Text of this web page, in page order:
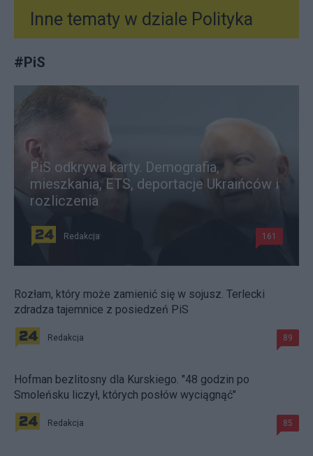
Inne tematy w dziale Polityka
#PiS
PiS odkrywa karty. Demografia,
mieszkania, ETS, deportacje Ukraińców i
rozliczenia
Redakcja 161
Rozłam, który może zamienić się w sojusz. Terlecki
zdradza tajemnice z posiedzeń PiS
Redakcja 89
Hofman bezlitosny dla Kurskiego. "48 godzin po
Smoleńsku liczył, których posłów wyciągnąć"
Redakcja 85